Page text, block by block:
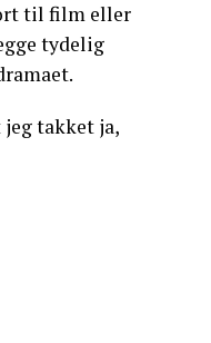
til film eller
tydelig
takket ja,